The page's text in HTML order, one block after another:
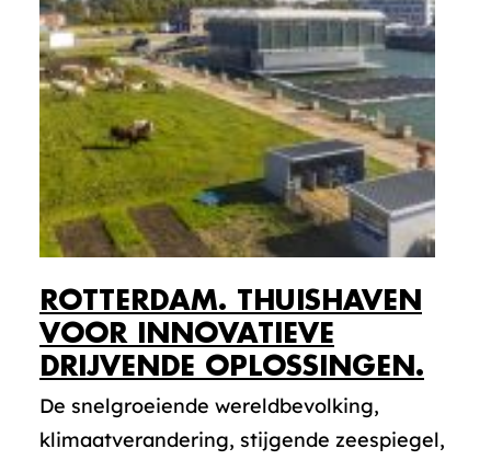
ROTTERDAM. THUISHAVEN
VOOR INNOVATIEVE
DRIJVENDE OPLOSSINGEN.
De snelgroeiende wereldbevolking,
klimaatverandering, stijgende zeespiegel,